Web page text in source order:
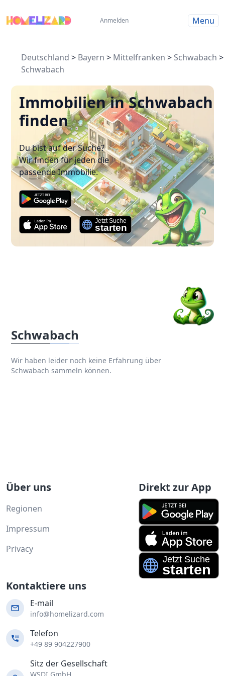
Anmelden Menu
Deutschland > Bayern > Mittelfranken > Schwabach >
Schwabach
Immobilien in Schwabach
finden
Du bist auf der Suche?
Wir finden für jeden die
passende Immobilie.
Schwabach
Wir haben leider noch keine Erfahrung über
Schwabach sammeln können.
Über uns
Regionen
Impressum
Privacy
Direkt zur App
Kontaktiere uns
E-mail
info@homelizard.com
Telefon
+49 89 904227900
Sitz der Gesellschaft